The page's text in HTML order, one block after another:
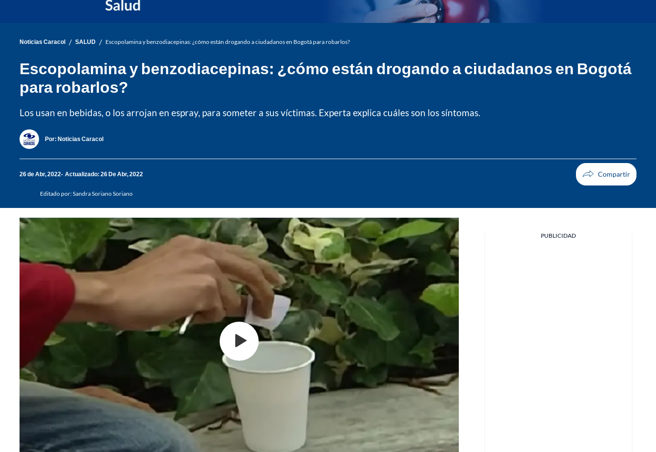
Noticias Caracol / SALUD / Escopolamina y benzodiacepinas: ¿cómo están drogando a ciudadanos en Bogotá para robarlos?
Escopolamina y benzodiacepinas: ¿cómo están drogando a ciudadanos en Bogotá
para robarlos?
Los usan en bebidas, o los arrojan en espray, para someter a sus víctimas. Experta explica cuáles son los síntomas.
Por: Noticias Caracol
26 de Abr, 2022 Actualizado: 26 De Abr, 2022
Editado por:Sandra Soriano Soriano
PUBLICIDAD